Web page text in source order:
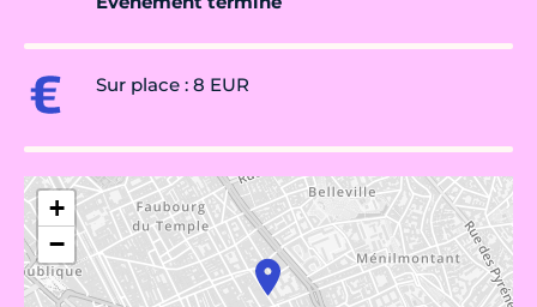
Sur place : 8 EUR
+
−